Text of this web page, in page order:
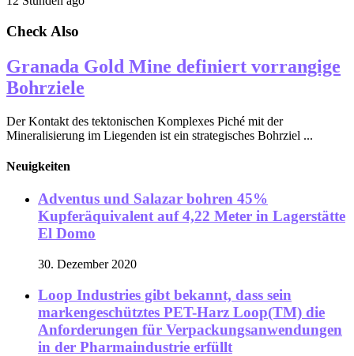
Check Also
Granada Gold Mine definiert vorrangige
Bohrziele
Der Kontakt des tektonischen Komplexes Piché mit der
Mineralisierung im Liegenden ist ein strategisches Bohrziel ...
Neuigkeiten
Adventus und Salazar bohren 45%
Kupferäquivalent auf 4,22 Meter in Lagerstätte
El Domo
30. Dezember 2020
Loop Industries gibt bekannt, dass sein
markengeschütztes PET-Harz Loop(TM) die
Anforderungen für Verpackungsanwendungen
in der Pharmaindustrie erfüllt